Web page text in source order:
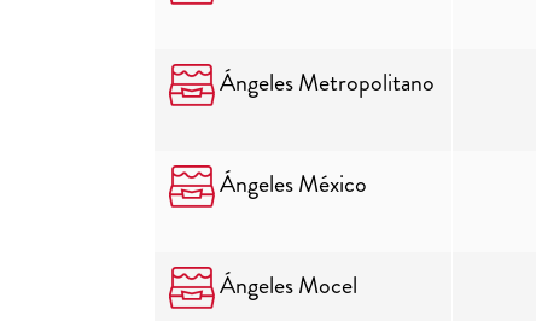
Ángeles Metropolitano
Ángeles México
Ángeles Mocel